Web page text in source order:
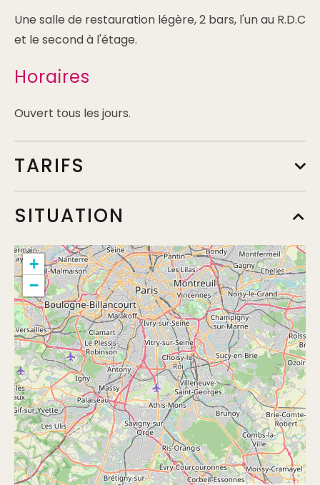
Une salle de restauration légère, 2 bars, l'un au R.D.C
et le second à l'étage.
Horaires
Ouvert tous les jours.
TARIFS
SITUATION
+
−